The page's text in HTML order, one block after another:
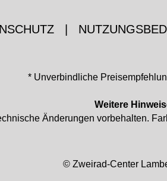
* Unverbindliche
Weitere
Änderungen vorbehalten.
© Zweirad-Center